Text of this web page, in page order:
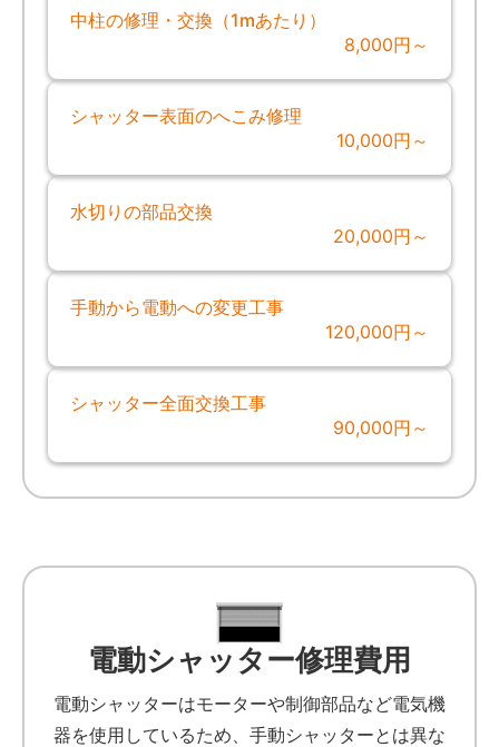
中柱の修理・交換（1mあたり）
8,000円～
シャッター表面のへこみ修理
10,000円～
水切りの部品交換
20,000円～
手動から電動への変更工事
120,000円～
シャッター全面交換工事
90,000円～
電動シャッター修理費用
電動シャッターはモーターや制御部品など電気機
器を使用しているため、手動シャッターとは異な